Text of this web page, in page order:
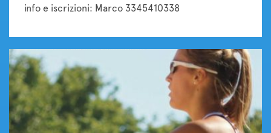
info e iscrizioni: Marco 3345410338
Tornei